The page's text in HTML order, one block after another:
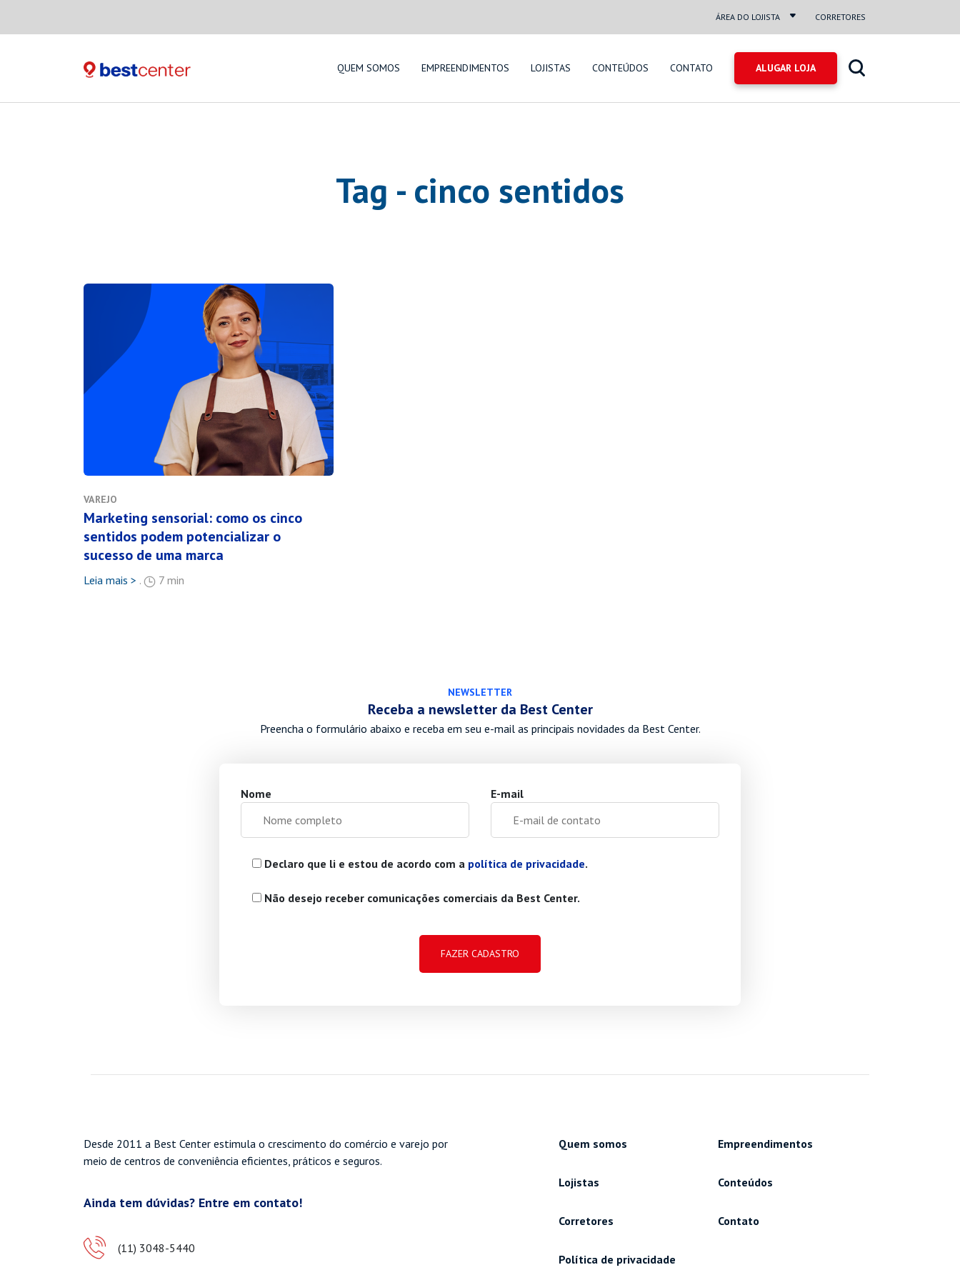
ÁREA DO LOJISTA CORRETORES
QUEM SOMOS EMPREENDIMENTOS LOJISTAS CONTEÚDOS CONTATO
Tag - cinco sentidos
VAREJO
Marketing sensorial: como os cinco
sentidos podem potencializar o
sucesso de uma marca
Leia mais > . 7 min
NEWSLETTER
Receba a newsletter da Best Center
Preencha o formulário abaixo e receba em seu e-mail as principais novidades da Best Center.
Nome E-mail
Declaro que li e estou de acordo com a política de privacidade.
Não desejo receber comunicações comerciais da Best Center.
Desde 2011 a Best Center estimula o crescimento do comércio e varejo por
meio de centros de conveniência eficientes, práticos e seguros.
Ainda tem dúvidas? Entre em contato!
(11) 3048-5440
Quem somos Empreendimentos
Lojistas Conteúdos
Corretores Contato
Política de privacidade